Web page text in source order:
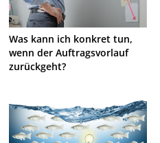
Was kann ich konkret tun,
wenn der Auftragsvorlauf
zurückgeht?